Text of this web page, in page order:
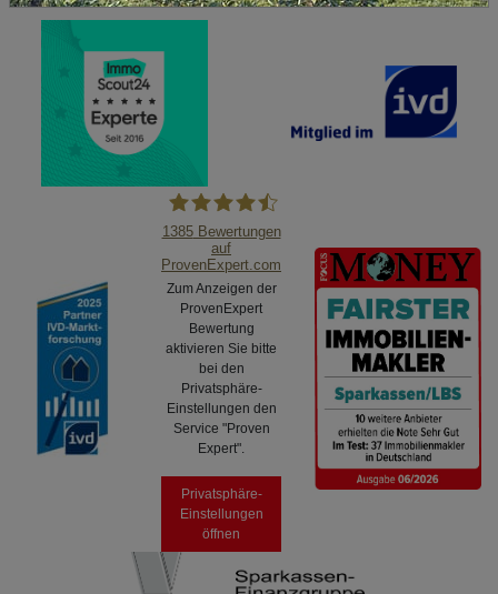
S-Immobilien
Göppingen
GmbH
1385Bewertungen
auf
ProvenExpert.com
Zum Anzeigen der
ProvenExpert
Bewertung
aktivieren Sie bitte
bei den
Privatsphäre-
Einstellungen den
Service "Proven
Expert".
Privatsphäre-
Einstellungen
öffnen